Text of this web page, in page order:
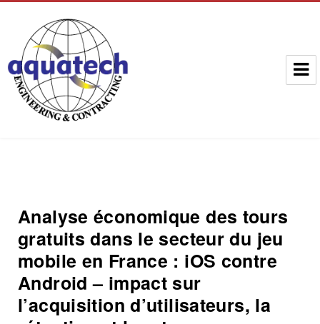
Analyse économique des tours
gratuits dans le secteur du jeu
mobile en France : iOS contre
Android – impact sur
l’acquisition d’utilisateurs, la